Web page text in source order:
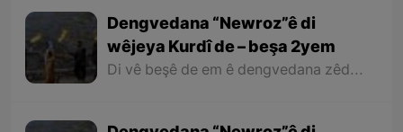
Dengvedana “Newroz”ê di
wêjeya Kurdî de – beşa 2yem
Di vê beşê de em ê dengvedana zêdetir a Newrozê di helbest û deqên Kurdî de rabixine ber çavan. Herwisa pêwîst e em îşare bi wê yekê jî bikin ku tevî wê ku em di vê gotarê de dengvedana “Newroz”ê di edebiyata Kurdî de dibînin, em ê hin nivîskar û helbestvanên xwe binêrin ku mixabin navê hin ji wan hatiye jibîrkirin.